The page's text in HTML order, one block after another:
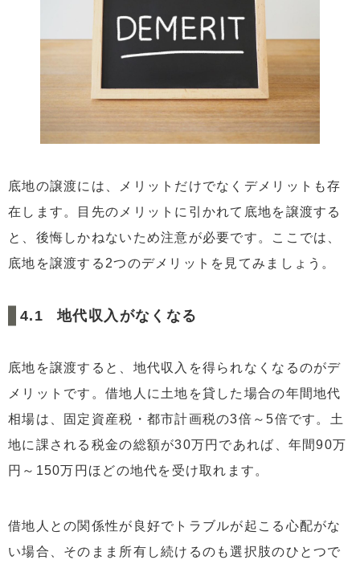
底地の譲渡には、メリットだけでなくデメリットも存
在します。目先のメリットに引かれて底地を譲渡する
と、後悔しかねないため注意が必要です。ここでは、
底地を譲渡する2つのデメリットを見てみましょう。
地代収入がなくなる
底地を譲渡すると、地代収入を得られなくなるのがデ
メリットです。借地人に土地を貸した場合の年間地代
相場は、固定資産税・都市計画税の3倍～5倍です。土
地に課される税金の総額が30万円であれば、年間90万
円～150万円ほどの地代を受け取れます。
借地人との関係性が良好でトラブルが起こる心配がな
い場合、そのまま所有し続けるのも選択肢のひとつで